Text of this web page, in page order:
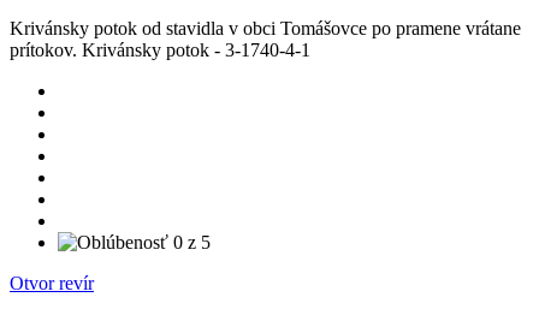
Krivánsky potok od stavidla v obci Tomášovce po pramene vrátane
prítokov. Krivánsky potok - 3-1740-4-1
Otvor revír